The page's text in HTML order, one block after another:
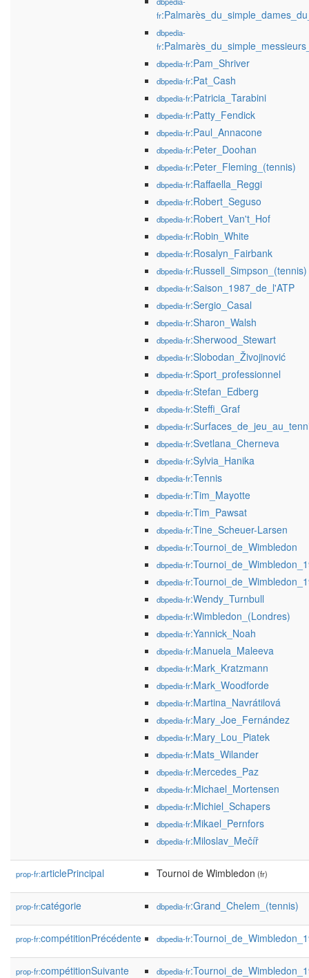
fr
dbpedia-
fr
dbpedia-fr:Pam_Shriver
dbpedia-fr:Pat_Cash
dbpedia-fr:Patricia_Tarabini
dbpedia-fr:Patty_Fendick
dbpedia-fr:Paul_Annacone
dbpedia-fr:Peter_Doohan
dbpedia-fr:Peter_Fleming_(tennis)
dbpedia-fr:Raffaella_Reggi
dbpedia-fr:Robert_Seguso
dbpedia-fr:Robert_Van't_Hof
dbpedia-fr:Robin_White
dbpedia-fr:Rosalyn_Fairbank
dbpedia-fr:Russell_Simpson_(tennis)
dbpedia-fr:Saison_1987_de_l'ATP
dbpedia-fr:Sergio_Casal
dbpedia-fr:Sharon_Walsh
dbpedia-fr:Sherwood_Stewart
dbpedia-fr:Slobodan_Živojinović
dbpedia-fr:Sport_professionnel
dbpedia-fr:Stefan_Edberg
dbpedia-fr:Steffi_Graf
dbpedia-fr
dbpedia-fr:Svetlana_Cherneva
dbpedia-fr:Sylvia_Hanika
dbpedia-fr:Tennis
dbpedia-fr:Tim_Mayotte
dbpedia-fr:Tim_Pawsat
dbpedia-fr:Tine_Scheuer-Larsen
dbpedia-fr:Tournoi_de_Wimbledon
dbpedia-fr
dbpedia-fr
dbpedia-fr:Wendy_Turnbull
dbpedia-fr:Wimbledon_(Londres)
dbpedia-fr:Yannick_Noah
dbpedia-fr:Manuela_Maleeva
dbpedia-fr:Mark_Kratzmann
dbpedia-fr:Mark_Woodforde
dbpedia-fr:Martina_Navrátilová
dbpedia-fr:Mary_Joe_Fernández
dbpedia-fr:Mary_Lou_Piatek
dbpedia-fr:Mats_Wilander
dbpedia-fr:Mercedes_Paz
dbpedia-fr:Michael_Mortensen
dbpedia-fr:Michiel_Schapers
dbpedia-fr:Mikael_Pernfors
dbpedia-fr:Miloslav_Mečíř
prop-fr:articlePrincipal Tournoi de Wimbledon (fr)
prop-fr:catégorie dbpedia-fr:Grand_Chelem_(tennis)
prop-fr:compétitionPrécédente dbpedia-fr
prop-fr:compétitionSuivante dbpedia-fr